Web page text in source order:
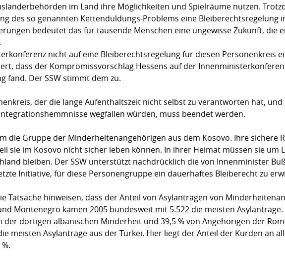
im Land ihre Möglichkeiten und Spielräume nutzen.
des so genannten Kettenduldungs-Problems eine Bleiberechtsregelung
bedeutet das für tausende Menschen eine ungewisse Zukunft, die
nicht auf eine Bleiberechtsregelung für diesen Personenkreis
dass der Kompromissvorschlag Hessens auf der
fand. Der SSW stimmt dem zu.
der die lange Aufenthaltszeit nicht selbst zu verantworten hat,
wegfallen würden, muss beendet werden.
die Gruppe der Minderheitenangehörigen aus dem Kosovo. Ihre sichere
sie im Kosovo nicht sicher leben können. In ihrer Heimat müssen sie um
bleiben. Der SSW unterstützt nachdrücklich die von Innenminister
Initiative, für diese Personengruppe ein dauerhaftes Bleiberecht zu
Tatsache hinweisen, dass der Anteil von Asylanträgen von
Montenegro kamen 2005 bundesweit mit 5.522 die meisten Asylanträge.
dortigen albanischen Minderheit und 39,5 % von Angehörigen der
meisten Asylanträge aus der Türkei. Hier liegt der Anteil der Kurden an